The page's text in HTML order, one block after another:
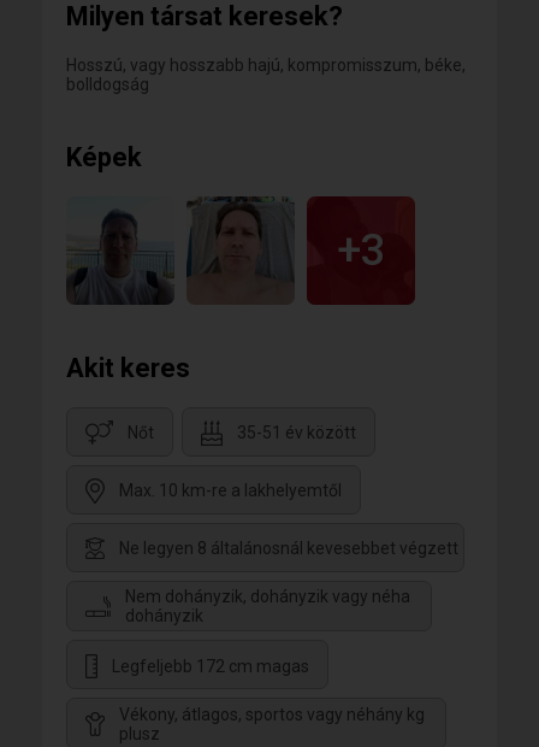
Milyen társat keresek?
Hosszú, vagy hosszabb hajú, kompromisszum, béke,
bolldogság
Képek
+3
Akit keres
Nőt 35-51 év között
Max. 10 km-re a lakhelyemtől
Ne legyen 8 általánosnál kevesebbet végzett
Nem dohányzik, dohányzik vagy néha
dohányzik
Legfeljebb 172 cm magas
Vékony, átlagos, sportos vagy néhány kg
plusz